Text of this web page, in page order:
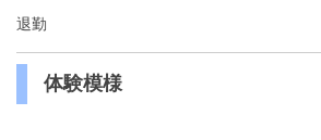
退勤
体験模様